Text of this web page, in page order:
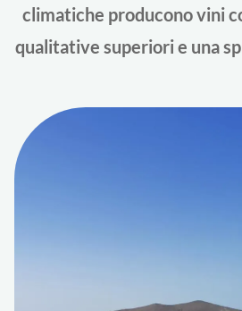
climatiche producono vini
qualitative superiori e una